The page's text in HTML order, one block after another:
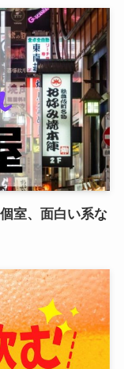
室、面白い系な